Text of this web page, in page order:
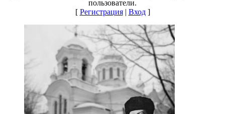
пользователи.
[ Регистрация| Вход]